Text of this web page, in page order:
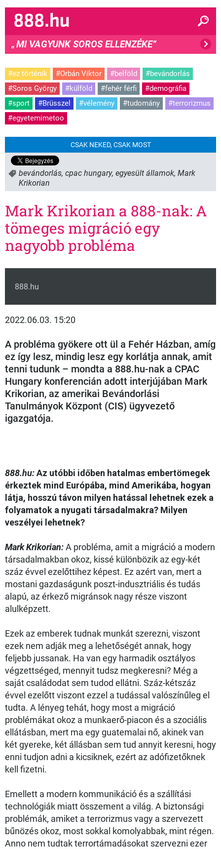
" MI VAGYUNK SOROS ELLENZÉKE”
#ez történik #Orbán Viktor #belföld
#bevándorlás
#Soros György
#külföld #fehér férfi
#demográfia
#sport
#Brüsszel #vélemény #tudomány
#terrorizmus
#egyetemimetoo
CSAK NEKED, CSAK MOST
bevándorlás, cpac hungary, egyesült államok, Mark
Krikorian
Mark Krikorian a 888-nak: A
tömeges migráció egy
nagyobb probléma
888.hu
2022.06.03. 15:20
A probléma gyökere ott ül a Fehér Házban, amíg
ez így lesz, mindig lesz egy korlátja annak, amit
tenni tudunk – mondta a 888.hu-nak a CPAC
Hungary konferencián adott interjújában Mark
Krikorian, az amerikai Bevándorlási
Tanulmányok Központ (CIS) ügyvezető
igazgatója.
888.hu:Az utóbbi időben hatalmas embertömegek
érkeztek mind Európába, mind Amerikába, hogyan
látja, hosszú távon milyen hatással lehetnek ezek a
folyamatok a nyugati társadalmakra? Milyen
veszélyei lehetnek?
Mark Krikorian:A probléma, amit a migráció a modern
társadalmakban okoz, kissé különbözik az egy-két
száz évvel ezelőttihez képest. Ez azért van, mert a
mostani gazdaságunk poszt-indusztriális és tudás
alapú, az érkező migránsok nagy része viszont
alulképzett.
Ezek az emberek tudnak munkát szerezni, viszont
ezek nem adják meg a lehetőségét annak, hogy
feljebb jussanak. Ha van egy harmadik osztályos
végzettséged, mennyit tudsz megkeresni? Még a
saját családodat sem tudod ellátni. Száz-kétszáz
évvel ezelőtt viszont ezzel a tudással valószínűleg el
tudta. A lényeg tehát, hogy most a migráció
problémákat okoz a munkaerő-piacon és a szociális
ellátásban, mert ma egy guatemalai nő, akinek van
két gyereke, két állásban sem tud annyit keresni, hogy
enni tudjon adni a kicsiknek, ezért az adófizetőknek
kell fizetni.
Emellett a modern kommunikáció és a szállítási
technológiák miatt összement a világ. A biztonsági
problémák, amiket a terrorizmus vagy a szervezett
bűnözés okoz, most sokkal komolyabbak, mint régen.
Anno nem tudtak terrortámadásokat szervezni ezer